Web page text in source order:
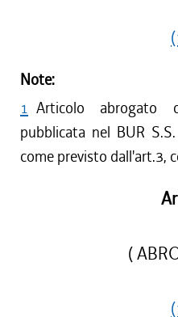
Note:
1 Articolo abrogato
pubblicata nel BUR
come previsto dall'art.3,
(